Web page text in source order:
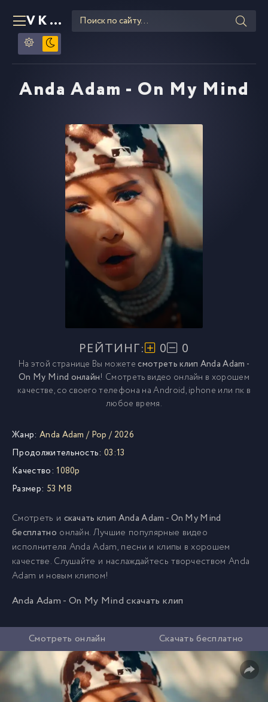
VKLIPE RU
Anda Adam - On My Mind
РЕЙТИНГ: 0 0
На этой странице Вы можетесмотреть клип Anda Adam -
On My Mind онлайн! Смотреть видео онлайн в хорошем
качестве, со своего телефона на Android, iphone или пк в
любое время.
Жанр: Anda Adam / Pop / 2026
Продолжительность: 03:13
Качество: 1080p
Размер: 53 MB
Смотреть и скачать клип Anda Adam - On My Mind
бесплатно онлайн. Лучшие популярные видео
исполнителя Anda Adam, песни и клипы в хорошем
качестве. Слушайте и наслаждайтесь творчеством Anda
Adam и новым клипом!
Anda Adam - On My Mind скачать клип
Смотреть онлайн Скачать бесплатно